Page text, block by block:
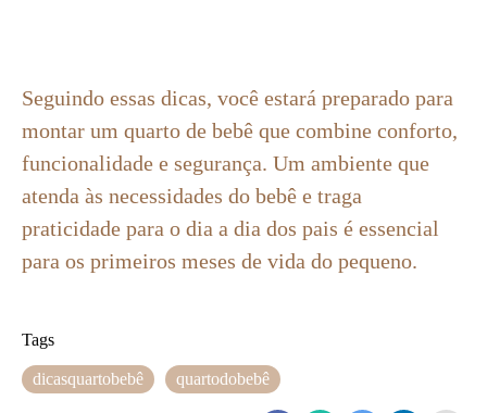
Seguindo essas dicas, você estará preparado para
montar um quarto de bebê que combine conforto,
funcionalidade e segurança. Um ambiente que
atenda às necessidades do bebê e traga
praticidade para o dia a dia dos pais é essencial
para os primeiros meses de vida do pequeno.
Tags
dicasquartobebê quartodobebê